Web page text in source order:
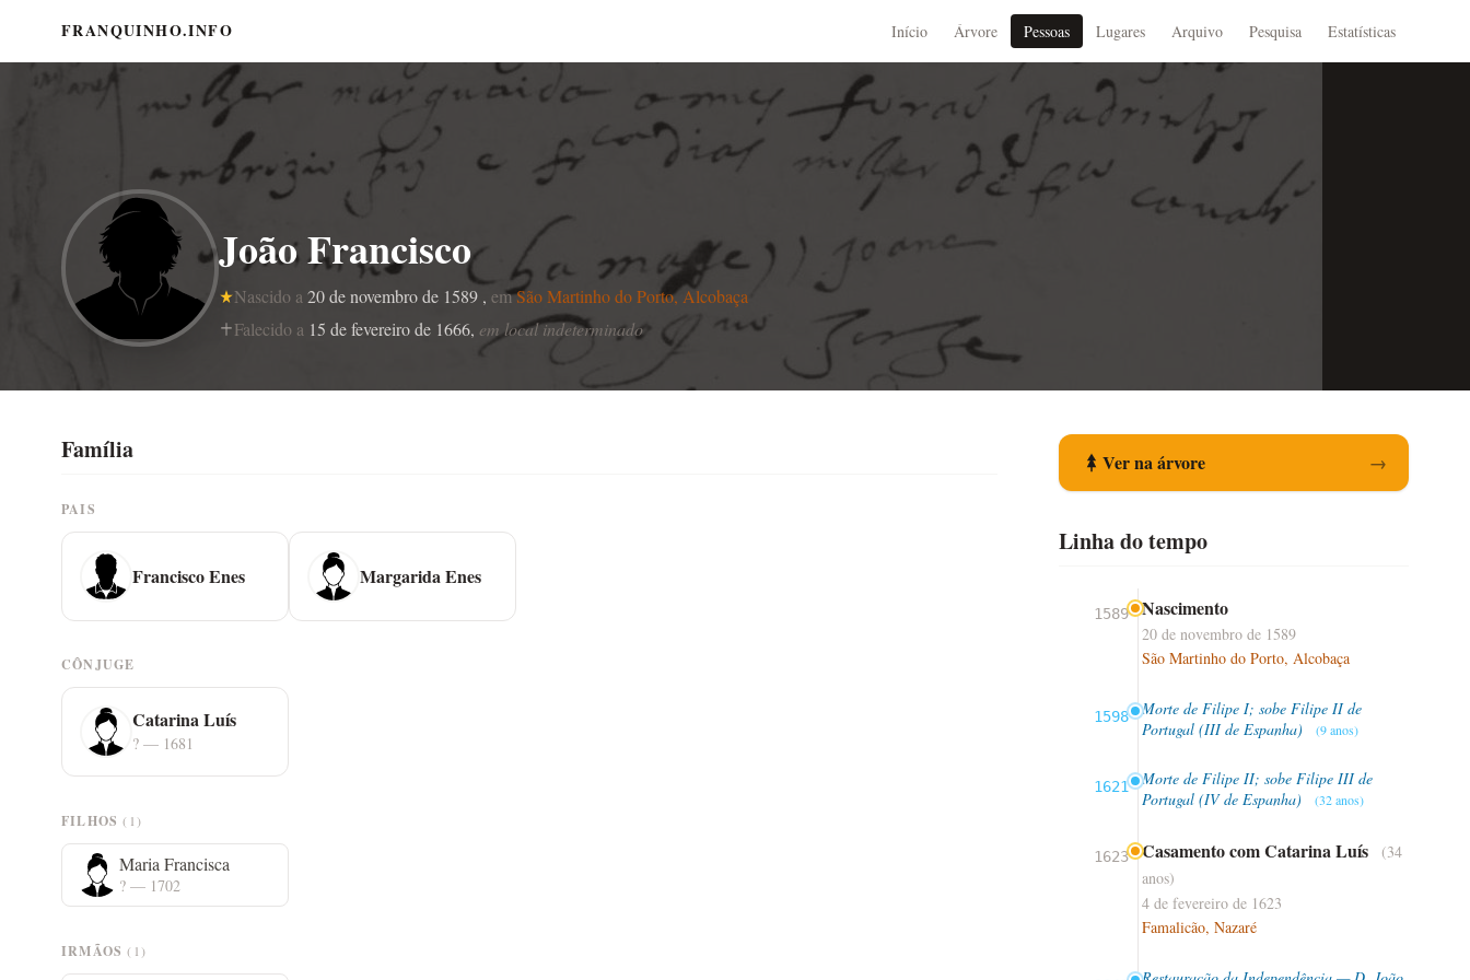
FRANQUINHO.INFO Início Árvore Pessoas Lugares Arquivo Pesquisa Estatísticas
João Francisco
Nascido a 20 de novembro de 1589 , emSão Martinho do Porto, Alcobaça
Falecido a 15 de fevereiro de 1666, em local indeterminado
Família
PAIS
Francisco Enes Margarida Enes
CÔNJUGE
Catarina Luís
? — 1681
FILHOS(1)
Maria Francisca
? — 1702
IRMÃOS(1)
Ver na árvore →
Linha do tempo
1589 Nascimento
20 de novembro de 1589
São Martinho do Porto, Alcobaça
1598
Morte de Filipe I; sobe Filipe II de
Portugal (III de Espanha)
(9 anos)
1621
Morte de Filipe II; sobe Filipe III de
Portugal (IV de Espanha)
(32 anos)
1623 Casamento com Catarina Luís
(34
anos)
4 de fevereiro de 1623
Famalicão, Nazaré